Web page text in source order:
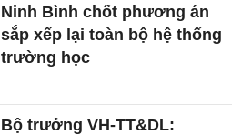
Ninh Bình chốt phương án
sắp xếp lại toàn bộ hệ thống
trường học
Bộ trưởng VH-TT&DL: